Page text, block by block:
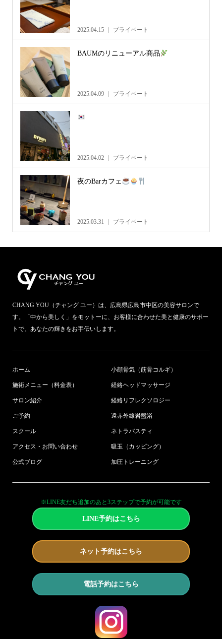
2025.04.15 プライベート
BAUMのリニューアル商品
2025.04.09 プライベート
2025.04.02 プライベート
夜のBarカフェ
2025.03.31 プライベート
CHANG YOU（チャング ユー）は、広島県広島市中区の美容サロンで
す。「中から美しく」をモットーに、お客様に合わせた美と健康のサポー
トで、あなたの輝きをお手伝いします。
ホーム
施術メニュー（料金表）
サロン紹介
ご予約
スクール
アクセス・お問い合わせ
公式ブログ
小顔骨気（筋骨コルギ）
経絡ヘッドマッサージ
経絡リフレクソロジー
遠赤外線岩盤浴
ネトラバスティ
吸玉（カッピング）
加圧トレーニング
※LINE友だち追加のあと3ステップで予約が可能です
LINE予約はこちら
ネット予約はこちら
電話予約はこちら